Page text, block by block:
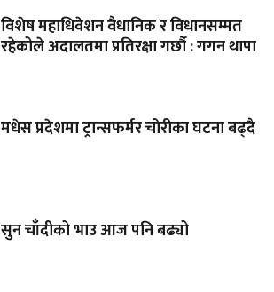
विशेष महाधिवेशन वैधानिक र विधानसम्मत
रहेकोले अदालतमा प्रतिरक्षा गर्छौ : गगन थापा
मधेस प्रदेशमा ट्रान्सफर्मर चोरीका घटना बढ्दै
सुन चाँदीको भाउ आज पनि बढ्यो